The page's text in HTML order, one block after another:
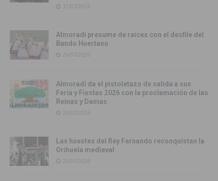
31/07/2026
Almoradí presume de raíces con el desfile del
Bando Huertano
26/07/2026
Almoradí da el pistoletazo de salida a sus
Feria y Fiestas 2026 con la proclamación de las
Reinas y Damas
25/07/2026
Las huestes del Rey Fernando reconquistan la
Orihuela medieval
25/07/2026